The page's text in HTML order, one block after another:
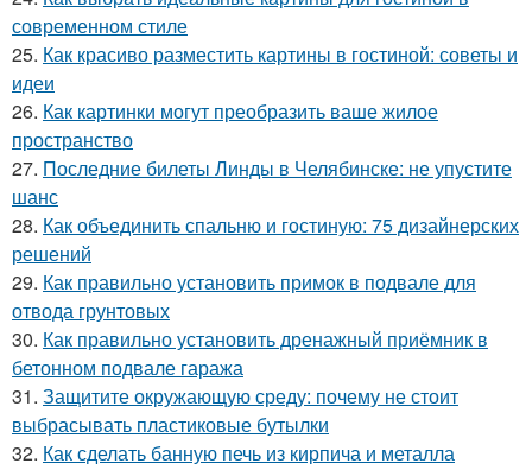
современном стиле
25. Как красиво разместить картины в гостиной: советы и
идеи
26. Как картинки могут преобразить ваше жилое
пространство
27. Последние билеты Линды в Челябинске: не упустите
шанс
28. Как объединить спальню и гостиную: 75 дизайнерских
решений
29. Как правильно установить примок в подвале для
отвода грунтовых
30. Как правильно установить дренажный приёмник в
бетонном подвале гаража
31. Защитите окружающую среду: почему не стоит
выбрасывать пластиковые бутылки
32. Как сделать банную печь из кирпича и металла